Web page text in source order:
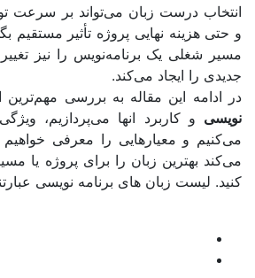
زبان می‌تواند بر سرعت توسعه،
نهایی پروژه تأثیر مستقیم بگذارد. گاهی
یک برنامه‌نویس را نیز تغییر می‌دهد
می‌کند.
این مقاله به بررسی مهم‌ترین انواعزبان
انها می‌پردازیم، ویژگی‌های آن‌ها
معیارهایی را معرفی خواهیم کرد که
زبان را برای پروژه یا مسیر یادگیری
زبان های برنامه نویسی عبارتند از: